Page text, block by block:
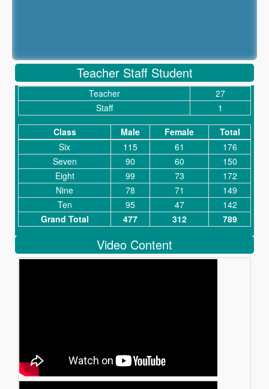
Teacher Staff Student
Teacher
27
Staff
1
Class
Male Female
Total
Six
115 61
176
Seven
90 60
150
Eight
99 73
172
Nine
78 71
149
Ten
95 47
142
Grand Total
477 312 789
Video Content